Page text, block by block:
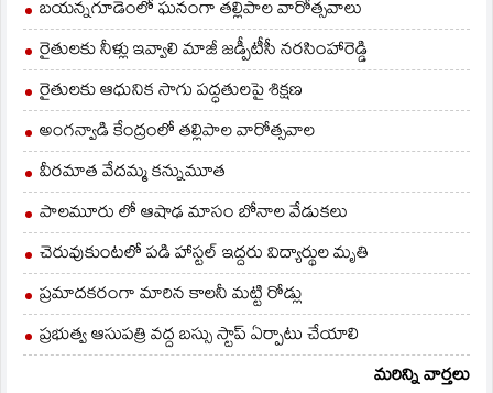
బయన్నగూడెంలో ఘనంగా తల్లిపాల వారోత్సవాలు
రైతులకు నీళ్లు ఇవ్వాలి మాజీ జడ్పీటీసీ నరసింహారెడ్డి
రైతులకు ఆధునిక సాగు పద్ధతులపై శిక్షణ
అంగన్వాడి కేంద్రంలో తల్లిపాల వారోత్సవాల
వీరమాత వేదమ్మ కన్నుమూత
పాలమూరు లో ఆషాఢ మాసం బోనాల వేడుకలు
చెరువుకుంటలో పడి హాస్టల్ ఇద్దరు విద్యార్థుల మృతి
ప్రమాదకరంగా మారిన కాలనీ మట్టి రోడ్లు
ప్రభుత్వ ఆసుపత్రి వద్ద బస్సు స్టాప్ ఏర్పాటు చేయాలి
మరిన్ని వార్తలు